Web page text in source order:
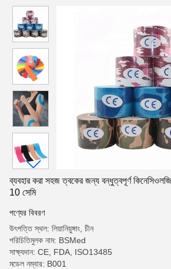
ব্যবহার করা সহজ ত্বকের জন্য বন্ধুত্বপূর্ণ
10 সেমি
পণ্যের বিবরণ
উৎপত্তি স্থল: লিয়ানিয়ুঙ্গাং, চীন
পরিচিতিমুলক নাম: BSMed
সাক্ষ্যদান: CE, FDA, ISO13485
মডেল নম্বার: B001